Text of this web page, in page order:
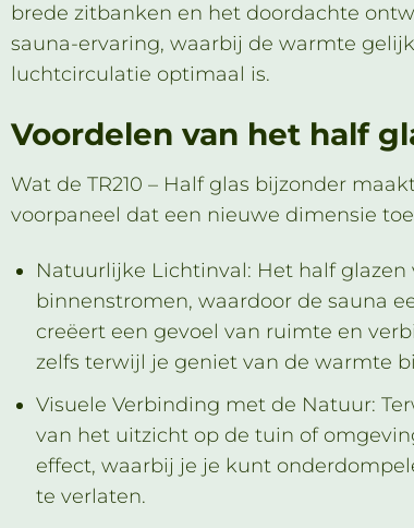
brede zitbanken en het doordachte
sauna-ervaring, waarbij de warmte
luchtcirculatie optimaal is.
Voordelen van het half
Wat de TR210 – Half glas bijzonder
voorpaneel dat een nieuwe dimensie
Natuurlijke Lichtinval: Het half
binnenstromen, waardoor de sauna
creëert een gevoel van ruimte en
zelfs terwijl je geniet van de warmte
Visuele Verbinding met de Natuur:
van het uitzicht op de tuin of
effect, waarbij je je kunt
te verlaten.